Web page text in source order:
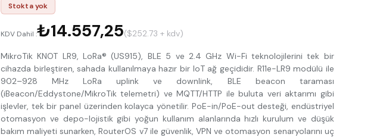
Stokta yok
KDV Dahil :₺14.557,25($252.73 + kdv)
MikroTik KNOT LR9, LoRa® (US915), BLE 5 ve 2.4 GHz Wi-Fi teknolojilerini tek bir
cihazda birleştiren, sahada kullanılmaya hazır bir IoT ağ geçididir. R11e-LR9 modülü ile
902–928 MHz LoRa uplink ve downlink, BLE beacon taraması
(iBeacon/Eddystone/MikroTik telemetri) ve MQTT/HTTP ile buluta veri aktarımı gibi
işlevler, tek bir panel üzerinden kolayca yönetilir. PoE-in/PoE-out desteği, endüstriyel
otomasyon ve depo-lojistik gibi yoğun kullanım alanlarında hızlı kurulum ve düşük
bakım maliyeti sunarken, RouterOS v7 ile güvenlik, VPN ve otomasyon senaryolarını uç